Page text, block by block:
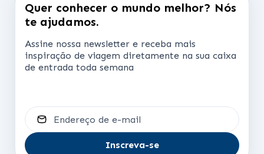
Quer conhecer o mundo melhor? Nós
te ajudamos.
Assine nossa newsletter e receba mais
inspiração de viagem diretamente na sua caixa
de entrada toda semana
Endereço de e-mail
Inscreva-se